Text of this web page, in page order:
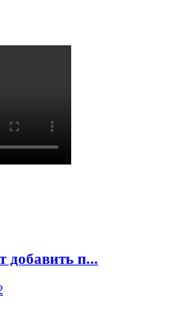
добавить п...